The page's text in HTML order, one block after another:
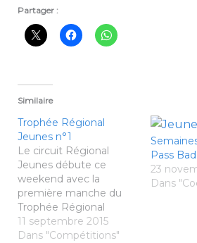
Partager :
Similaire
Trophée Régional
Jeunes n°1
Le circuit Régional
Jeunes débute ce
weekend avec la
première manche du
Trophée Régional
Jeunes en Simples. Le
club de Bain de
11 septembre 2015
Dans "Compétitions"
Pass
23
Dans